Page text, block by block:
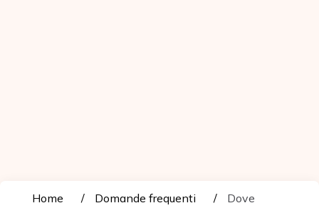
Home Domande frequenti
Dove